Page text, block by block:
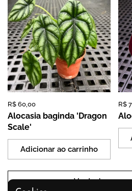
Preço:
R$ 60,00
Alocasia baginda 'Dragon
Scale'
Adicionar ao carrinho
R$
Ver todos os